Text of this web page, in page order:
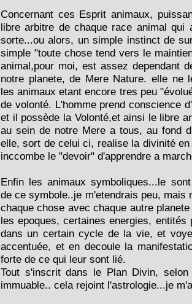
Concernant ces Esprit animaux,
libre arbitre de chaque race animal qui
sorte...ou alors, un simple instinct de
simple "toute chose tend vers le
animal,pour moi, est assez dependant
notre planete, de Mere Nature. elle ne
les animaux etant encore tres peu
de volonté. L'homme prend conscience
et il possède la Volonté,et ainsi le libre
au sein de notre Mere a tous, au fond
elle, sort de celui ci, realise la divinité
inccombe le "devoir" d'apprendre a
Enfin les animaux symboliques...le
de ce symbole..je m'etendrais peu, mais
chaque chose avec chaque autre
les epoques, certaines energies, entités
dans un certain cycle de la vie, et
accentuée, et en decoule la
forte de ce qui leur sont lié.
Tout s'inscrit dans le Plan Divin,
immuable.. cela rejoint l'astrologie...je